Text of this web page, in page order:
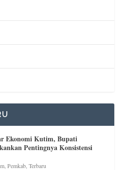
Ekonomi Kutim, Bupati
Pentingnya Konsistensi
,Pemkab ,Terbaru